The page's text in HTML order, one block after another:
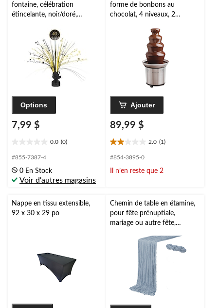
fontaine, célébration
étincelante, noir/doré,
d'intérieur pour 40e
anniversaire
Options
7,99 $
0.0 (0)
étoile(s)
5.
#855-7387-4
0 En Stock
Voir d'autres magasins
forme de bonbons au
chocolat, 4 niveaux, 2
Ajouter
89,99 $
2.0 (1)
2.0
étoile(s)
5.
#854-3895-0
Il n’en reste que 2
Nappe en tissu extensible,
92 x 30 x 29 po
Chemin de table en étamine,
pour fête prénuptiale,
mariage ou autre fête,